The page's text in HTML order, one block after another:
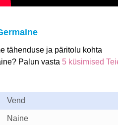
tähenduse ja päritolu kohta
Palun vasta 5 küsimised
Vend
Naine